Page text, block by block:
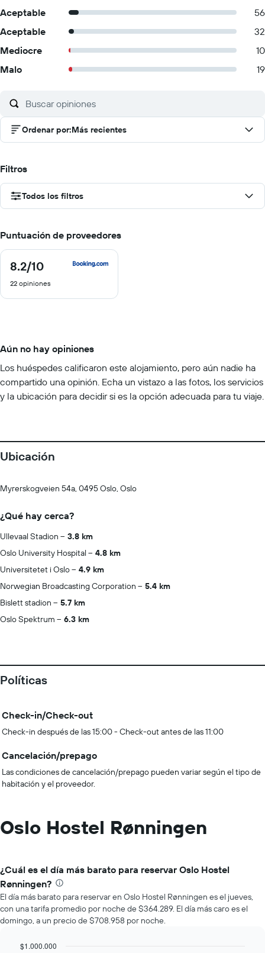
Aceptable
56
Aceptable
32
Mediocre
10
Malo
19
Ordenar por:Más recientes
Filtros
Todos los filtros
Puntuación de proveedores
8.2/10
8.2
10
22 opiniones
Aún no hay opiniones
Los huéspedes calificaron este alojamiento, pero aún nadie ha
compartido una opinión. Echa un vistazo a las fotos, los servicios
y la ubicación para decidir si es la opción adecuada para tu viaje.
Ubicación
Myrerskogveien 54a, 0495 Oslo, Oslo
¿Qué hay cerca?
Ullevaal Stadion
3.8 km
Oslo University Hospital
4.8 km
Universitetet i Oslo
4.9 km
Norwegian Broadcasting Corporation
5.4 km
Bislett stadion
5.7 km
Oslo Spektrum
6.3 km
Políticas
Check-in/Check-out
Check-in después de las 15:00 - Check-out antes de las 11:00
Cancelación/prepago
Las condiciones de cancelación/prepago pueden variar según el tipo de
habitación y el proveedor.
Oslo Hostel Rønningen
¿Cuál es el día más barato para reservar Oslo Hostel
Rønningen?
El día más barato para reservar en Oslo Hostel Rønningen es el jueves,
con una tarifa promedio por noche de $364.289. El día más caro es el
domingo, a un precio de $708.958 por noche.
$1.000.000